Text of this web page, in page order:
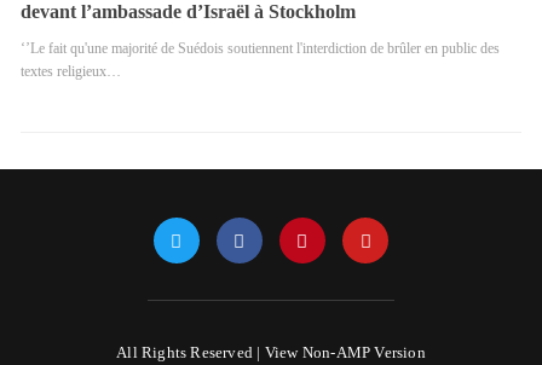
devant l’ambassade d’Israël à Stockholm
‘’Le fait qu'une majorité de Suédois soutiennent l'interdiction de brûler en public des
textes religieux…
All Rights Reserved | View Non-AMP Version